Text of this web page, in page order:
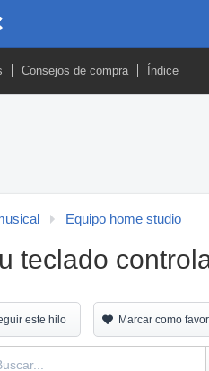
Consejos de compra Índice
Equipo home studio
teclado
este hilo Marcar como